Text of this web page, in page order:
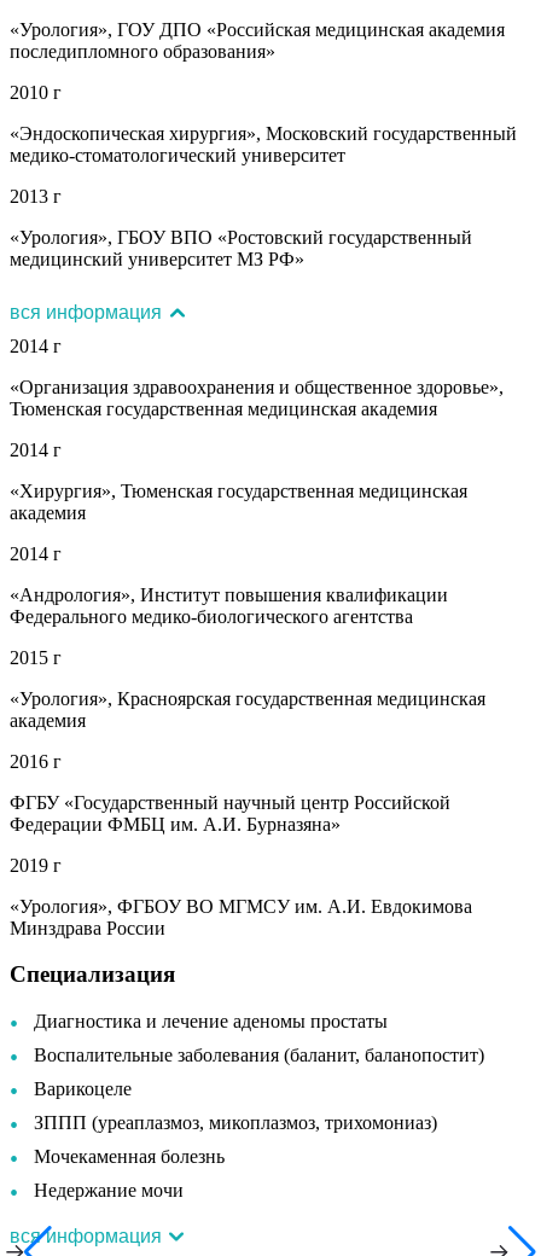
«Урология», ГОУ ДПО «Российская медицинская академия
последипломного образования»
2010 г
«Эндоскопическая хирургия», Московский государственный
медико-стоматологический университет
2013 г
«Урология», ГБОУ ВПО «Ростовский государственный
медицинский университет МЗ РФ»
вся информация
2014 г
«Организация здравоохранения и общественное здоровье»,
Тюменская государственная медицинская академия
2014 г
«Хирургия», Тюменская государственная медицинская
академия
2014 г
«Андрология», Институт повышения квалификации
Федерального медико-биологического агентства
2015 г
«Урология», Красноярская государственная медицинская
академия
2016 г
ФГБУ «Государственный научный центр Российской
Федерации ФМБЦ им. А.И. Бурназяна»
2019 г
«Урология», ФГБОУ ВО МГМСУ им. А.И. Евдокимова
Минздрава России
Специализация
Диагностика и лечение аденомы простаты
Воспалительные заболевания (баланит, баланопостит)
Варикоцеле
ЗППП (уреаплазмоз, микоплазмоз, трихомониаз)
Мочекаменная болезнь
Недержание мочи
вся информация